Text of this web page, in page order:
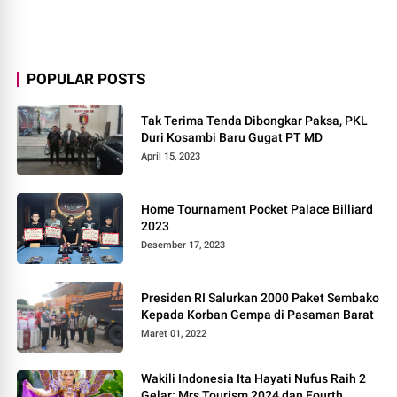
POPULAR POSTS
Tak Terima Tenda Dibongkar Paksa, PKL
Duri Kosambi Baru Gugat PT MD
April 15, 2023
Home Tournament Pocket Palace Billiard
2023
Desember 17, 2023
Presiden RI Salurkan 2000 Paket Sembako
Kepada Korban Gempa di Pasaman Barat
Maret 01, 2022
Wakili Indonesia Ita Hayati Nufus Raih 2